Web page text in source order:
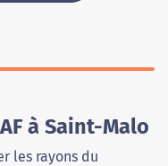
à Saint-Malo
les rayons du